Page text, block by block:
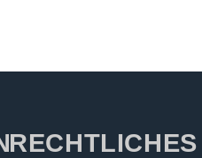
RECHTLICHES